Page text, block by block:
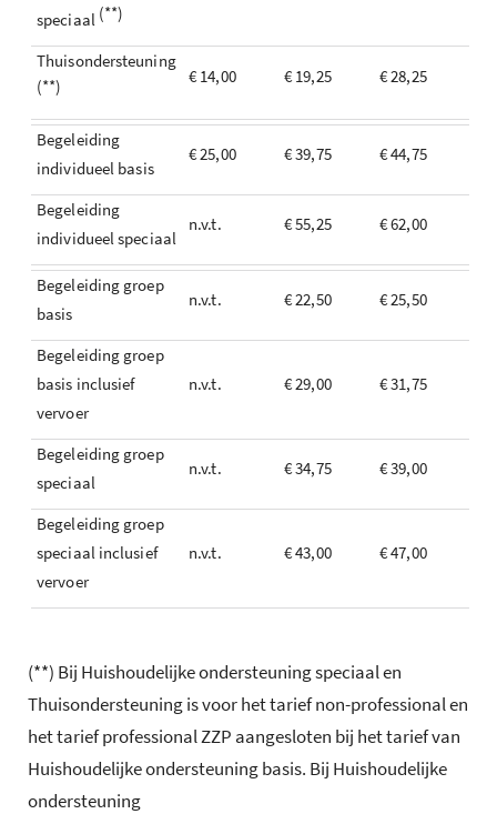
speciaal (**)
Thuisondersteuning
(**)
€ 14,00 € 19,25 € 28,25
Begeleiding
individueel basis
€ 25,00 € 39,75 € 44,75
Begeleiding
individueel speciaal
n.v.t. € 55,25 € 62,00
Begeleiding groep
basis
n.v.t. € 22,50 € 25,50
Begeleiding groep
basis inclusief
vervoer
n.v.t. € 29,00 € 31,75
Begeleiding groep
speciaal
n.v.t. € 34,75 € 39,00
Begeleiding groep
speciaal inclusief
vervoer
n.v.t. € 43,00 € 47,00
(**) Bij Huishoudelijke ondersteuning speciaal en
Thuisondersteuning is voor het tarief non-professional en
het tarief professional ZZP aangesloten bij het tarief van
Huishoudelijke ondersteuning basis. Bij Huishoudelijke
ondersteuning